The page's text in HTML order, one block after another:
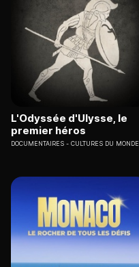
L'Odyssée d'Ulysse, le
premier héros
DOCUMENTAIRES CULTURES DU MONDE